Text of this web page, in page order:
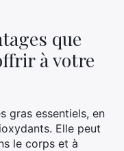
que
à votre
gras essentiels, en
Elle peut
le corps et à